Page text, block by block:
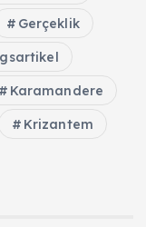
Gerçeklik
Karamandere
Krizantem